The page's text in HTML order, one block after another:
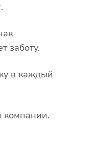
заботу.
в каждый
компании.